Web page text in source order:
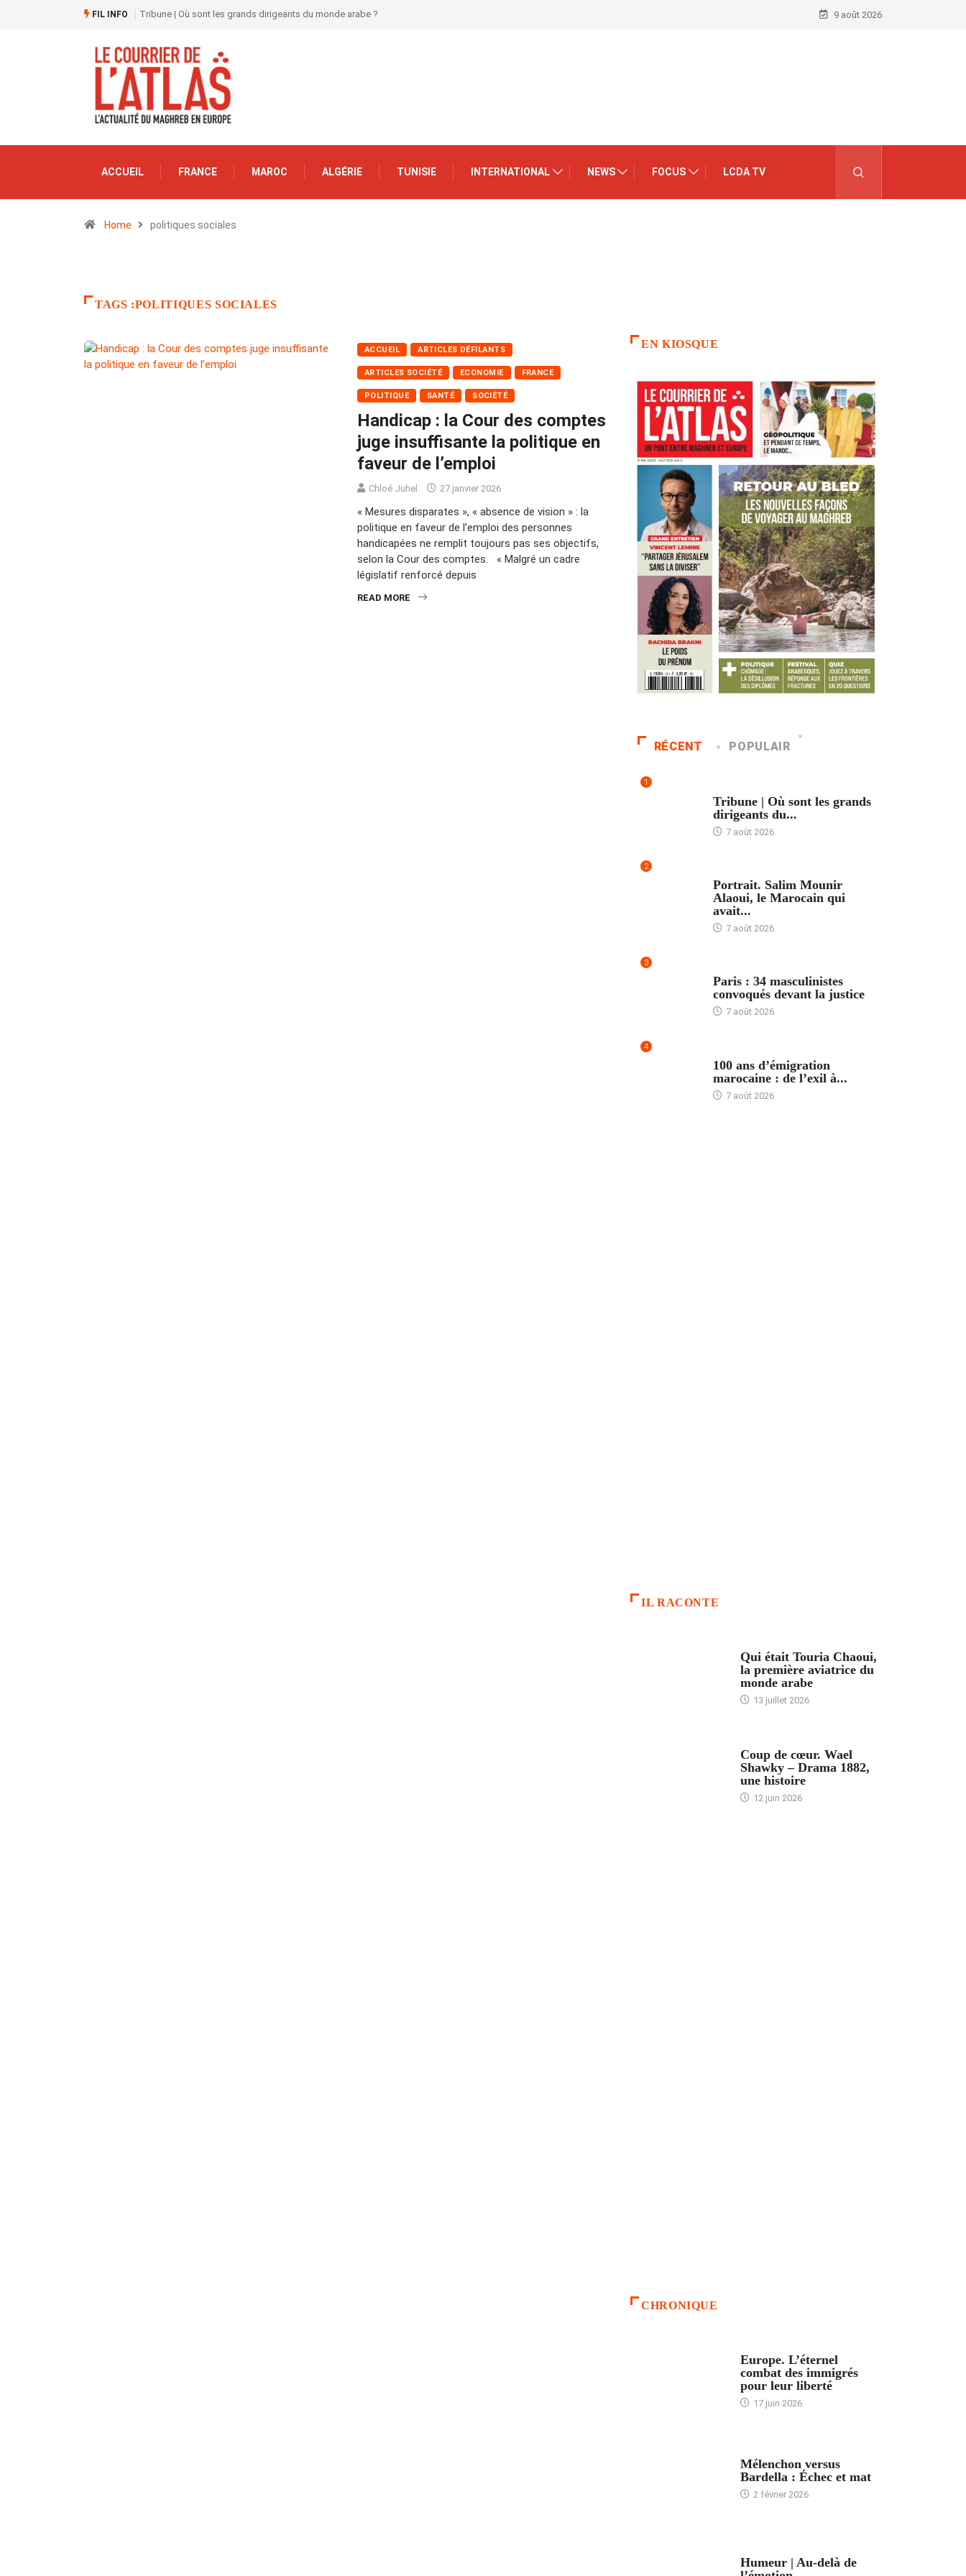
FIL INFO Tribune | Où sont les grands dirigeants du monde arabe ? 9 août 2026
ACCUEIL FRANCE MAROC ALGÉRIE TUNISIE INTERNATIONAL NEWS FOCUS LCDA TV
Home politiques sociales
TAGS :POLITIQUES SOCIALES
ACCUEIL ARTICLES DÉFILANTS
ARTICLES SOCIÉTÉ ECONOMIE FRANCE
POLITIQUE SANTÉ SOCIÉTÉ
Handicap : la Cour des comptes
juge insuffisante la politique en
faveur de l’emploi
Chloé Juhel 27 janvier 2026
« Mesures disparates », « absence de vision » : la
politique en faveur de l’emploi des personnes
handicapées ne remplit toujours pas ses objectifs,
selon la Cour des comptes. « Malgré un cadre
législatif renforcé depuis
READ MORE
EN KIOSQUE
RÉCENT POPULAIR
1
Tribune | Où sont les grands
dirigeants du...
7 août 2026
2
Portrait. Salim Mounir
Alaoui, le Marocain qui
avait...
7 août 2026
3
Paris : 34 masculinistes
convoqués devant la justice
7 août 2026
4
100 ans d’émigration
marocaine : de l’exil à...
7 août 2026
IL RACONTE
Qui était Touria Chaoui,
la première aviatrice du
monde arabe
13 juillet 2026
Coup de cœur. Wael
Shawky – Drama 1882,
une histoire
12 juin 2026
CHRONIQUE
Europe. L’éternel
combat des immigrés
pour leur liberté
17 juin 2026
Mélenchon versus
Bardella : Échec et mat
2 février 2026
Humeur | Au-delà de